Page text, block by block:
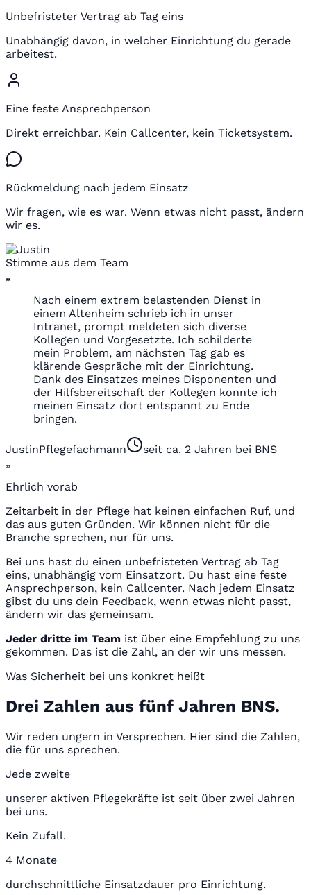
Unbefristeter Vertrag ab Tag eins
Unabhängig davon, in welcher Einrichtung du gerade
arbeitest.
Eine feste Ansprechperson
Direkt erreichbar. Kein Callcenter, kein Ticketsystem.
Rückmeldung nach jedem Einsatz
Wir fragen, wie es war. Wenn etwas nicht passt, ändern
wir es.
Stimme aus dem Team
„
Nach einem extrem belastenden Dienst in
einem Altenheim schrieb ich in unser
Intranet, prompt meldeten sich diverse
Kollegen und Vorgesetzte. Ich schilderte
mein Problem, am nächsten Tag gab es
klärende Gespräche mit der Einrichtung.
Dank des Einsatzes meines Disponenten und
der Hilfsbereitschaft der Kollegen konnte ich
meinen Einsatz dort entspannt zu Ende
bringen.
JustinPflegefachmann
seit ca. 2 Jahren bei BNS
„
Ehrlich vorab
Zeitarbeit in der Pflege hat keinen einfachen Ruf, und
das aus guten Gründen. Wir können nicht für die
Branche sprechen, nur für uns.
Bei uns hast du einen unbefristeten Vertrag ab Tag
eins, unabhängig vom Einsatzort. Du hast eine feste
Ansprechperson, kein Callcenter. Nach jedem Einsatz
gibst du uns dein Feedback, wenn etwas nicht passt,
ändern wir das gemeinsam.
Jeder dritte im Team ist über eine Empfehlung zu uns
gekommen. Das ist die Zahl, an der wir uns messen.
Was Sicherheit bei uns konkret heißt
Drei Zahlen aus fünf Jahren BNS.
Wir reden ungern in Versprechen. Hier sind die Zahlen,
die für uns sprechen.
Jede zweite
unserer aktiven Pflegekräfte ist seit über zwei Jahren
bei uns.
Kein Zufall.
4 Monate
durchschnittliche Einsatzdauer pro Einrichtung.